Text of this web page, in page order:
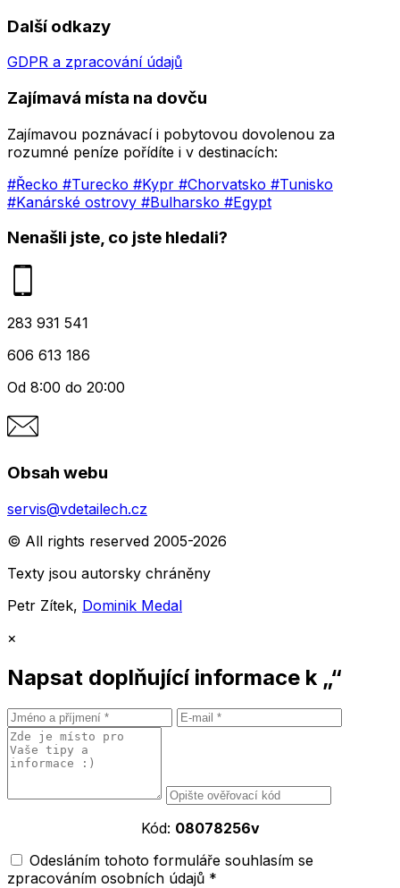
Další odkazy
GDPR a zpracování údajů
Zajímavá místa na dovču
Zajímavou poznávací i pobytovou dovolenou za
rozumné peníze pořídíte i v destinacích:
#Řecko #Turecko #Kypr #Chorvatsko #Tunisko
#Kanárské ostrovy #Bulharsko #Egypt
Nenašli jste, co jste hledali?
283 931 541
606 613 186
Od 8:00 do 20:00
Obsah webu
servis@vdetailech.cz
© All rights reserved 2005-2026
Texty jsou autorsky chráněny
Petr Zítek, Dominik Medal
×
Napsat doplňující informace k „“
Kód: 08078256v
Odesláním tohoto formuláře souhlasím se
zpracováním osobních údajů *